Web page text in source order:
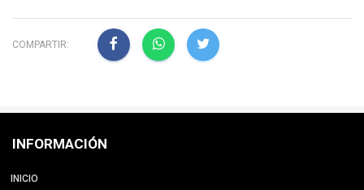
COMPARTIR:
INFORMACIÓN
INICIO